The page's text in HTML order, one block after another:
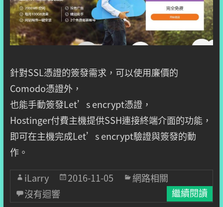
針對SSL憑證的簽發需求，可以使用廉價的
Comodo憑證外，
也能手動簽發Let’s encrypt憑證，
Hostinger付費主機提供SSH連接終端介面的功能，
即可在主機完成Let’s encrypt驗證與簽發的動
作。
iLarry
2016-11-05
網路相關
沒有迴響
繼續閱讀